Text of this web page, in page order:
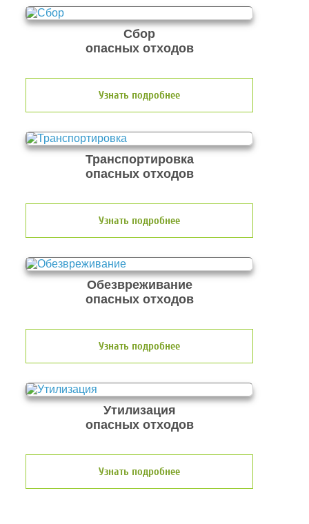
Сбор
опасных отходов
Узнать подробнее
Транспортировка
опасных отходов
Узнать подробнее
Обезвреживание
опасных отходов
Узнать подробнее
Утилизация
опасных отходов
Узнать подробнее